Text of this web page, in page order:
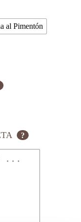
al Pimentón
?